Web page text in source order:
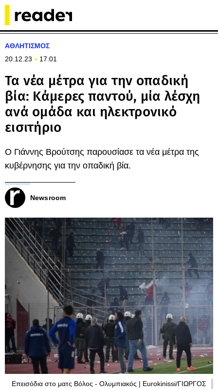
ΑΘΛΗΤΙΣΜΟΣ
20.12.23
17:01
Τα νέα μέτρα για την οπαδική
βία: Κάμερες παντού, μία λέσχη
ανά ομάδα και ηλεκτρονικό
εισιτήριο
Ο Γιάννης Βρούτσης παρουσίασε τα νέα μέτρα της
κυβέρνησης για την οπαδική βία.
Newsroom
Επεισόδια στο ματς Βόλος - Ολυμπιακός | Eurokinissi/ΓΙΩΡΓΟΣ